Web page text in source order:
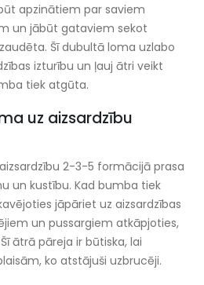
apzinātiem par saviem
un jābūt gataviem sekot
Šī dubultā loma uzlabo
izturību un ļauj ātri veikt
tiek atgūta.
uz aizsardzību
2-3-5 formācijā prasa
un kustību. Kad bumba tiek
jāpāriet uz aizsardzības
un pussargiem atkāpjoties,
ātrā pāreja ir būtiska, lai
ko atstājuši uzbrucēji.